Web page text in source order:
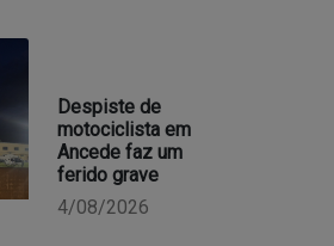
Despiste de
motociclista em
Ancede faz um
ferido grave
4/08/2026